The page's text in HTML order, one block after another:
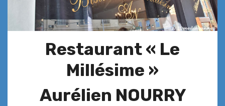
Restaurant « Le
Millésime »
Aurélien NOURRY